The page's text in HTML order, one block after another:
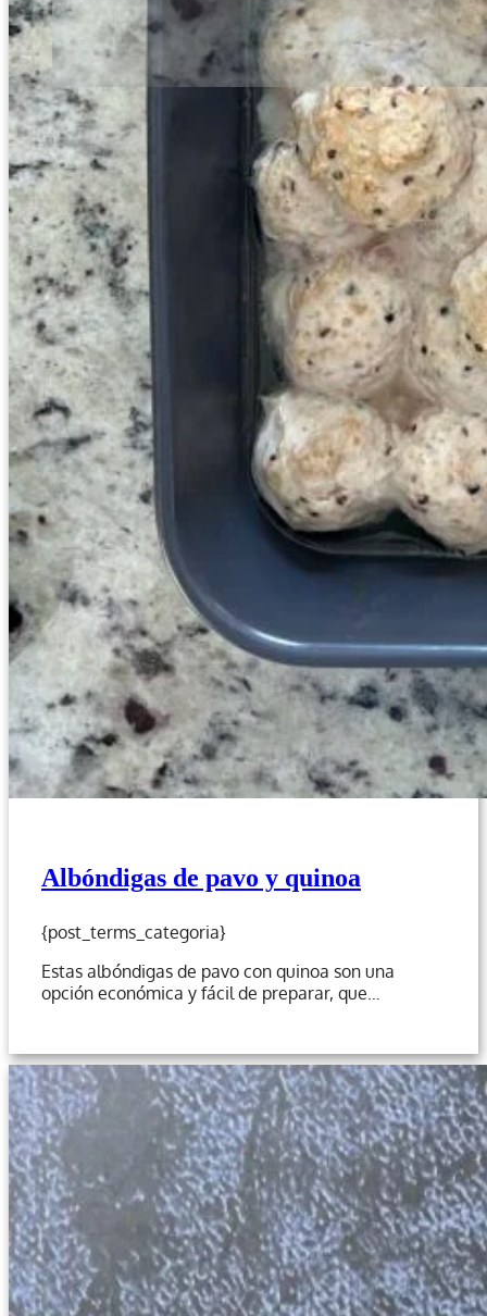
Albóndigas de pavo y quinoa
{post_terms_categoria}
Estas albóndigas de pavo con quinoa son una
opción económica y fácil de preparar, que…